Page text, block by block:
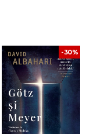
-30%